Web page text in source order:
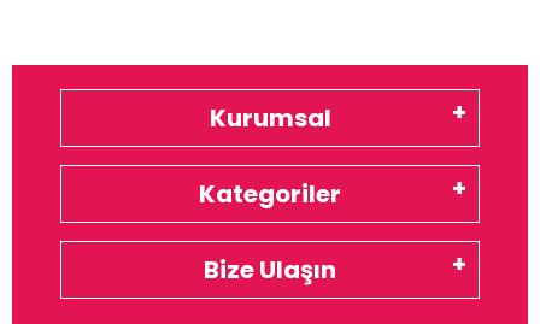
Kurumsal
Kategoriler
Bize Ulaşın